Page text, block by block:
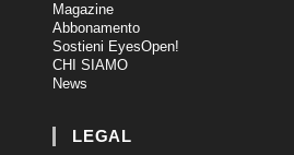
Magazine
Abbonamento
Sostieni EyesOpen!
CHI SIAMO
News
LEGAL